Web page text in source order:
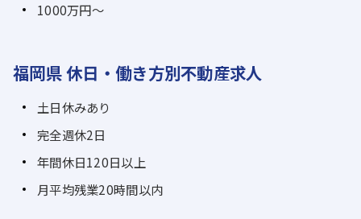
1000万円～
福岡県 休日・働き方別不動産求人
土日休みあり
完全週休2日
年間休日120日以上
月平均残業20時間以内